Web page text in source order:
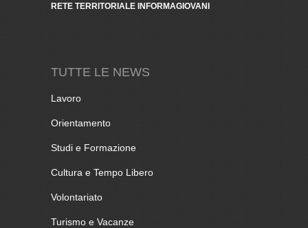
RETE TERRITORIALE INFORMAGIOVANI
TUTTE LE NEWS
Lavoro
Orientamento
Studi e Formazione
Cultura e Tempo Libero
Volontariato
Turismo e Vacanze